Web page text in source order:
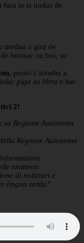
fura in is undas de
medau a giru de
bestias: su boi, su
, ponei s’arradiu a
piga su libru e bai
2!
sa Regione Autònoma
Regione Autonoma
emittenti
di notiziari e
lingua sarda”